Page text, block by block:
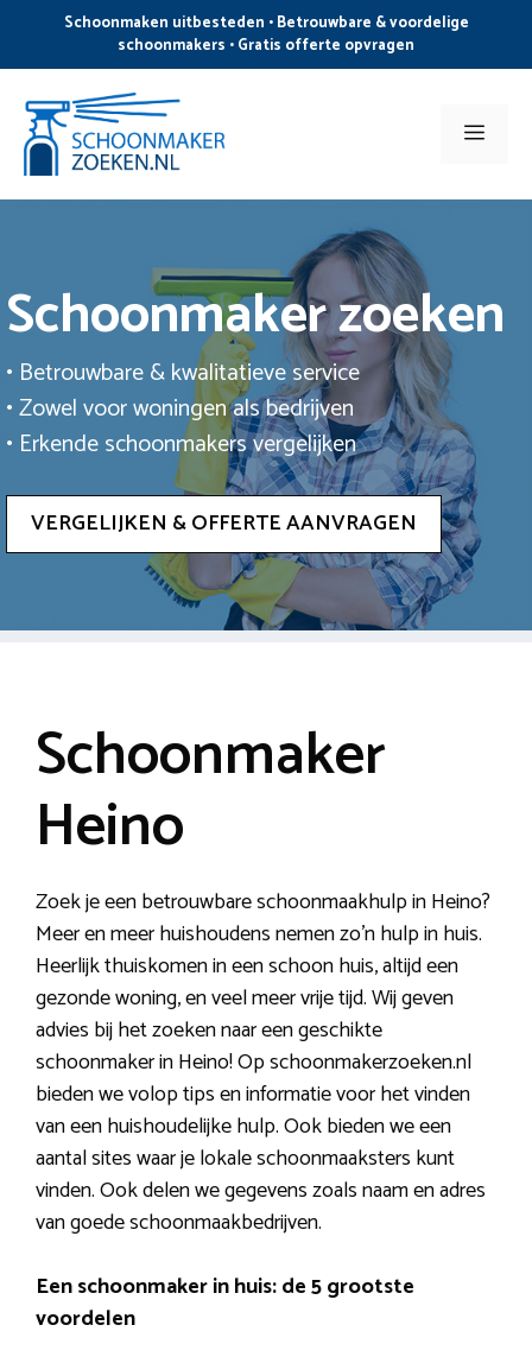
de
inhoud
Schoonmaken uitbesteden • Betrouwbare & voordelige
schoonmakers • Gratis offerte opvragen
Menu
Schoonmaker zoeken
• Betrouwbare & kwalitatieve service
• Zowel voor woningen als bedrijven
• Erkende schoonmakers vergelijken
VERGELIJKEN & OFFERTE AANVRAGEN
Schoonmaker
Heino
Zoek je een betrouwbare schoonmaakhulp in Heino?
Meer en meer huishoudens nemen zo’n hulp in huis.
Heerlijk thuiskomen in een schoon huis, altijd een
gezonde woning, en veel meer vrije tijd. Wij geven
advies bij het zoeken naar een geschikte
schoonmaker in Heino! Op schoonmakerzoeken.nl
bieden we volop tips en informatie voor het vinden
van een huishoudelijke hulp. Ook bieden we een
aantal sites waar je lokale schoonmaaksters kunt
vinden. Ook delen we gegevens zoals naam en adres
van goede schoonmaakbedrijven.
Een schoonmaker in huis: de 5 grootste
voordelen